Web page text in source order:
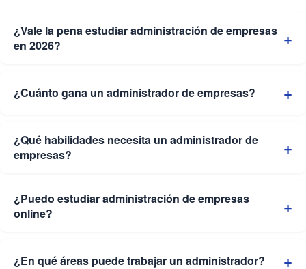
¿Vale la pena estudiar administración de empresas
en 2026?
¿Cuánto gana un administrador de empresas?
¿Qué habilidades necesita un administrador de
empresas?
¿Puedo estudiar administración de empresas
online?
¿En qué áreas puede trabajar un administrador?